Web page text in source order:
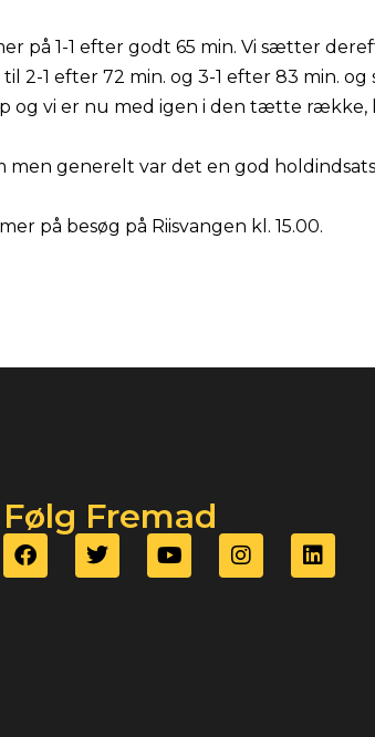
på 1-1 efter godt 65 min. Vi sætter
2-1 efter 72 min. og 3-1 efter 83 min.
og vi er nu med igen i den tætte række,
men generelt var det en god
på besøg på Riisvangen kl. 15.00.
Følg Fremad